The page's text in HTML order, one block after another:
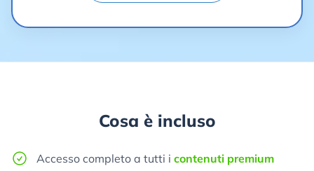
Cosa è incluso
Accesso completo a tutti i contenuti premium